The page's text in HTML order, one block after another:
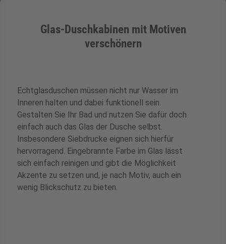
für Kategorie Angebote anzeigen
Glas-Duschkabinen mit Motiven
verschönern
Echtglasduschen müssen nicht nur Wasser im
Inneren halten und dabei funktionell sein.
Gestalten Sie Ihr Bad und nutzen Sie dafür doch
einfach auch das Glas der Dusche selbst.
Insbesondere Siebdrucke eignen sich hierfür
hervorragend. Eingebrannte Farbe im Glas lässt
sich einfach reinigen und gibt die Möglichkeit
Akzente zu setzen und, je nach Motiv, auch ein
wenig Blickschutz zu bieten.